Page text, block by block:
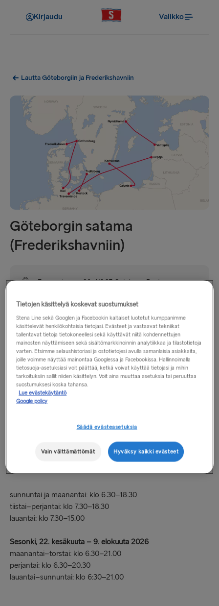
Kirjaudu Valikko
Lautta Göteborgiin ja Frederikshavniin
Göteborgin satama
(Frederikshavniin)
Emigrantvägen 20, 413 27, Göteborg, Ruotsi
Stena Linella on kaksi terminaalia Göteborgissa, yksi Saksan
Kieliin suuntaaville ja tämä Tanskan Frederikshavniin
suuntaaville matkustajille. Tanskan terminaali sijaitsee
kauempana kohti itää Göta-joen varrella
lähellä Masthuggets-aluetta. Terminaali on hyvin merkitty
E6-tieltä, ja sinne pääsee myös raitiovaunulla.
Huomaa:Ajoneuvo voi nousta laivaan vain terminaalin
aukioloaikojen ulkopuolella tapahtuville lähdöille.
sunnuntai ja maanantai: klo 6.30–18.30
tiistai–perjantai: klo 7.30–18.30
lauantai: klo 7.30–15.00
Sesonki, 22. kesäkuuta – 9. elokuuta 2026
maanantai–torstai: klo 6.30–21.00
perjantai: klo 6.30–20.30
lauantai–sunnuntai: klo 6:30–21.00
Tietojen käsittelyä koskevat suostumukset
Stena Line sekä Googlen ja Facebookin kaltaiset luotetut kumppanimme
käsittelevät henkilökohtaisia tietojasi. Evästeet ja vastaavat tekniikat
tallentavat tietoja tietokoneellesi sekä käyttävät niitä kohdennettujen
mainosten näyttämiseen sekä sisältömarkkinoinnin analytiikkaa ja tilastotietoja
varten. Etsimme selaushistoriasi ja ostotietojesi avulla samanlaisia asiakkaita,
joille voimme näyttää mainontaa Googlessa ja Facebookissa. Hallinnoimalla
tietosuoja-asetuksiasi voit päättää, ketkä voivat käyttää tietojasi ja mihin
tarkoituksiin sallit niiden käsittelyn. Voit aina muuttaa asetuksia tai peruuttaa
suostumuksesi koska tahansa.
Lue evästekäytäntö
Google policy
Säädä evästeasetuksia
Vain välttämättömät Hyväksy kaikki evästeet